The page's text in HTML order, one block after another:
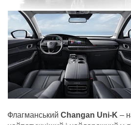
Флагманський Changan Uni-K –